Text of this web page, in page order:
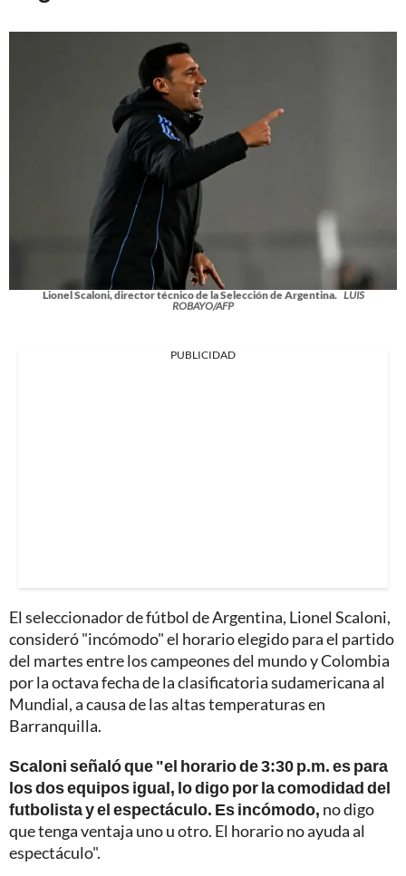
Lionel Scaloni, director técnico de la Selección de Argentina. LUIS
ROBAYO/AFP
PUBLICIDAD
El seleccionador de fútbol de Argentina, Lionel Scaloni,
consideró "incómodo" el horario elegido para el partido
del martes entre los campeones del mundo y Colombia
por la octava fecha de la clasificatoria sudamericana al
Mundial, a causa de las altas temperaturas en
Barranquilla.
Scaloni señaló que "el horario de 3:30 p.m. es para
los dos equipos igual, lo digo por la comodidad del
futbolista y el espectáculo. Es incómodo, no digo
que tenga ventaja uno u otro. El horario no ayuda al
espectáculo".